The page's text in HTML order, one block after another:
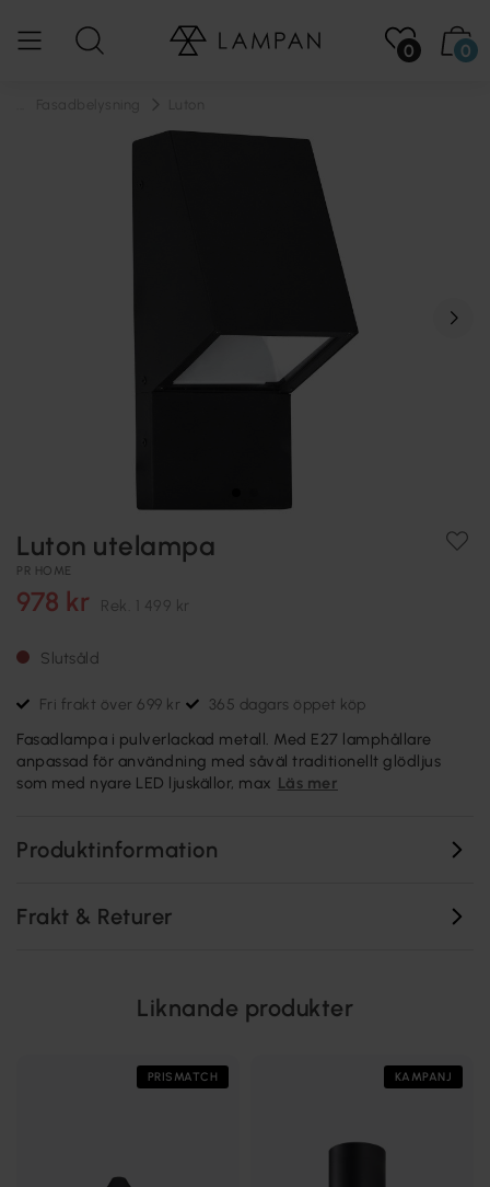
0 0
Luton utelampa
PR HOME
978 kr Rek. 1 499 kr
Slutsåld
Fri frakt över 699 kr 365 dagars öppet köp
Fasadlampa i pulverlackad metall. Med E27 lamphållare
anpassad för användning med såväl traditionellt glödljus
som med nyare LED ljuskällor, max Läs mer
Produktinformation
Frakt & Returer
Liknande produkter
PRISMATCH KAMPANJ